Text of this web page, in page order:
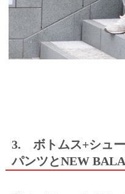
3. ボトムス+シュ
パンツとNEW